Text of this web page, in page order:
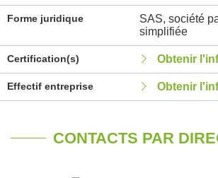
Forme juridique
SAS, société
simplifiée
Certification(s) Obtenir
Effectif entreprise Obtenir
CONTACTS PAR